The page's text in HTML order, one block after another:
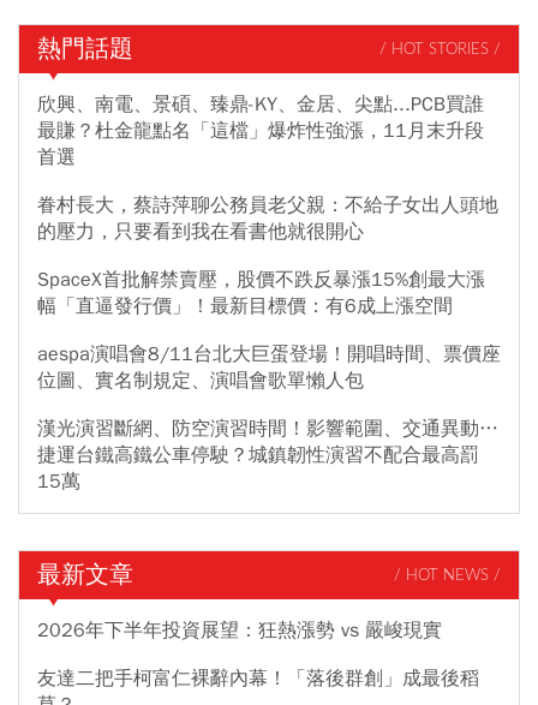
熱門話題 / HOT STORIES /
欣興、南電、景碩、臻鼎-KY、金居、尖點...PCB買誰
最賺？杜金龍點名「這檔」爆炸性強漲，11月末升段
首選
眷村長大，蔡詩萍聊公務員老父親：不給子女出人頭地
的壓力，只要看到我在看書他就很開心
SpaceX首批解禁賣壓，股價不跌反暴漲15%創最大漲
幅「直逼發行價」！最新目標價：有6成上漲空間
aespa演唱會8/11台北大巨蛋登場！開唱時間、票價座
位圖、實名制規定、演唱會歌單懶人包
漢光演習斷網、防空演習時間！影響範圍、交通異動…
捷運台鐵高鐵公車停駛？城鎮韌性演習不配合最高罰
15萬
最新文章 / HOT NEWS /
2026年下半年投資展望：狂熱漲勢 vs 嚴峻現實
友達二把手柯富仁裸辭內幕！「落後群創」成最後稻